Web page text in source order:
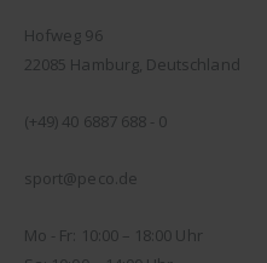
Hofweg 96
22085 Hamburg, Deutschland
(+49) 40 6887 688 - 0
sport@peco.de
Mo - Fr: 10:00 – 18:00 Uhr